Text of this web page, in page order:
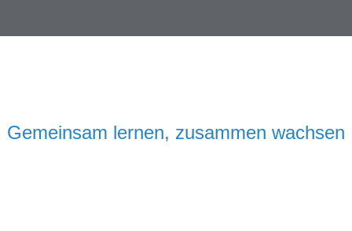
Gemeinsam lernen, zusammen wachsen